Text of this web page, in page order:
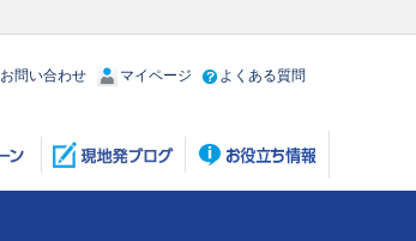
お問い合わせ マイページ よくある質問